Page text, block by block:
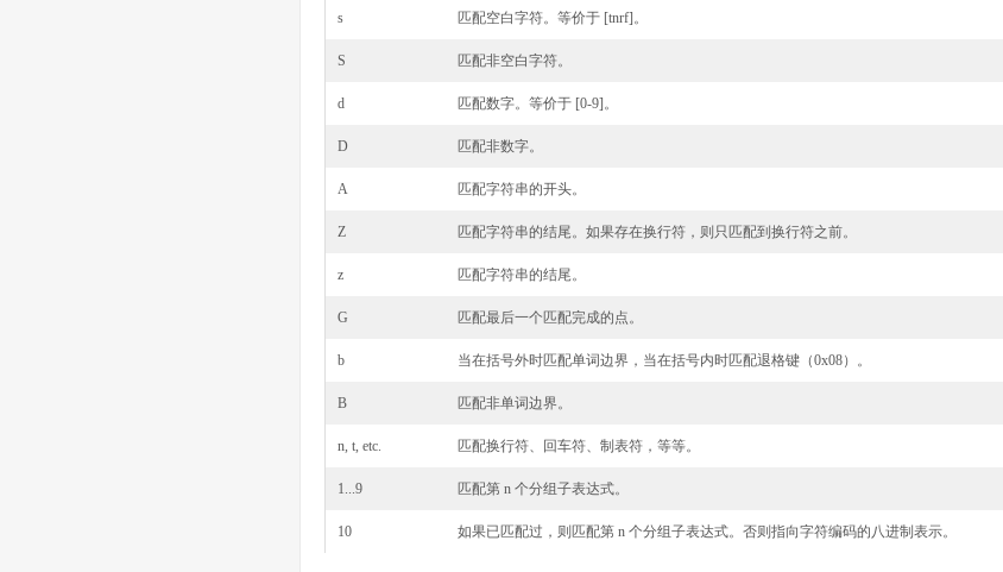
s 匹配空白字符。等价于 [tnrf]。
S 匹配非空白字符。
d 匹配数字。等价于 [0-9]。
D 匹配非数字。
A 匹配字符串的开头。
Z 匹配字符串的结尾。如果存在换行符，则只匹配到换行符之前。
z 匹配字符串的结尾。
G 匹配最后一个匹配完成的点。
b 当在括号外时匹配单词边界，当在括号内时匹配退格键（0x08）。
B 匹配非单词边界。
n, t, etc. 匹配换行符、回车符、制表符，等等。
1...9 匹配第 n 个分组子表达式。
10 如果已匹配过，则匹配第 n 个分组子表达式。否则指向字符编码的八进制表示。